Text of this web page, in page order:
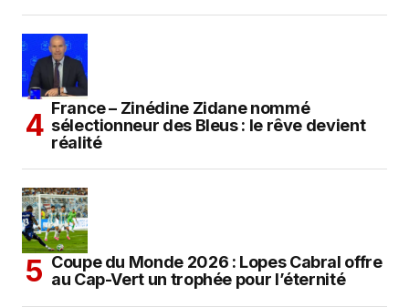
France – Zinédine Zidane nommé
sélectionneur des Bleus : le rêve devient
réalité
Coupe du Monde 2026 : Lopes Cabral offre
au Cap-Vert un trophée pour l’éternité